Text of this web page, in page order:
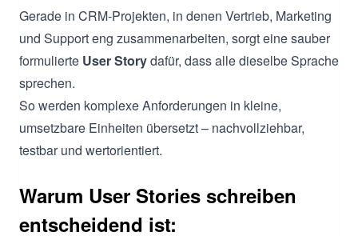
Gerade in CRM-Projekten, in denen Vertrieb, Marketing
und Support eng zusammenarbeiten, sorgt eine sauber
formulierte User Storydafür, dass alle dieselbe Sprache
sprechen.
So werden komplexe Anforderungen in kleine,
umsetzbare Einheiten übersetzt – nachvollziehbar,
testbar und wertorientiert.
Warum User Stories schreiben
entscheidend ist: